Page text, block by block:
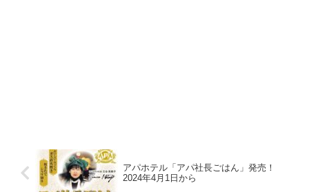
アパホテル「アパ社長ごはん」発売！
2024年4月1日から